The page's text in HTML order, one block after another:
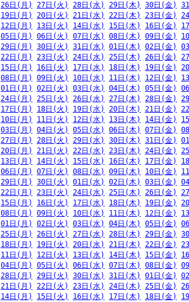
26日(月) 27日(火) 28日(水) 29日(木) 30日(金)
19日(月) 20日(火) 21日(水) 22日(木) 23日(金)
12日(月) 13日(火) 14日(水) 15日(木) 16日(金)
05日(月) 06日(火) 07日(水) 08日(木) 09日(金)
29日(月) 30日(火) 31日(水) 01日(木) 02日(金)
22日(月) 23日(火) 24日(水) 25日(木) 26日(金)
15日(月) 16日(火) 17日(水) 18日(木) 19日(金)
08日(月) 09日(火) 10日(水) 11日(木) 12日(金)
01日(月) 02日(火) 03日(水) 04日(木) 05日(金)
24日(月) 25日(火) 26日(水) 27日(木) 28日(金)
17日(月) 18日(火) 19日(水) 20日(木) 21日(金)
10日(月) 11日(火) 12日(水) 13日(木) 14日(金)
03日(月) 04日(火) 05日(水) 06日(木) 07日(金)
27日(月) 28日(火) 29日(水) 30日(木) 31日(金)
20日(月) 21日(火) 22日(水) 23日(木) 24日(金)
13日(月) 14日(火) 15日(水) 16日(木) 17日(金)
06日(月) 07日(火) 08日(水) 09日(木) 10日(金)
29日(月) 30日(火) 01日(水) 02日(木) 03日(金)
22日(月) 23日(火) 24日(水) 25日(木) 26日(金)
15日(月) 16日(火) 17日(水) 18日(木) 19日(金)
08日(月) 09日(火) 10日(水) 11日(木) 12日(金)
01日(月) 02日(火) 03日(水) 04日(木) 05日(金)
25日(月) 26日(火) 27日(水) 28日(木) 29日(金)
18日(月) 19日(火) 20日(水) 21日(木) 22日(金)
11日(月) 12日(火) 13日(水) 14日(木) 15日(金)
04日(月) 05日(火) 06日(水) 07日(木) 08日(金)
28日(月) 29日(火) 30日(水) 31日(木) 01日(金)
21日(月) 22日(火) 23日(水) 24日(木) 25日(金)
14日(月) 15日(火) 16日(水) 17日(木) 18日(金)